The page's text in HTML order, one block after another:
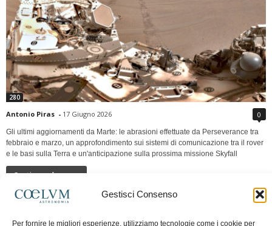
Gestisci Consenso
Per fornire le migliori esperienze, utilizziamo tecnologie come i cookie per
280
Antonio Piras - 17 Giugno 2026 0
Gli ultimi aggiornamenti da Marte: le abrasioni effettuate da Perseverance tra
febbraio e marzo, un approfondimento sui sistemi di comunicazione tra il rover
e le basi sulla Terra e un'anticipazione sulla prossima missione Skyfall
Continua a leggere